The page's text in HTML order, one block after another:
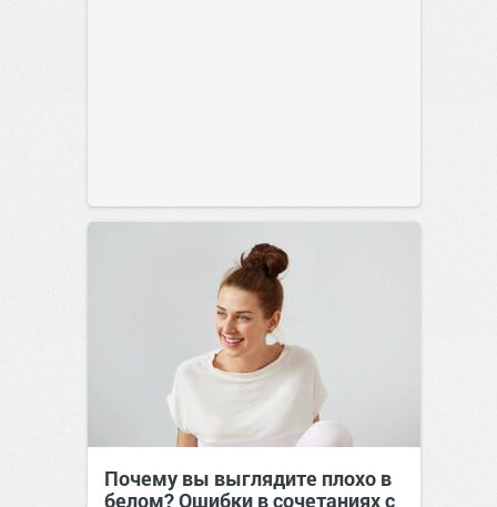
Почему вы выглядите плохо в
белом? Ошибки в сочетаниях с